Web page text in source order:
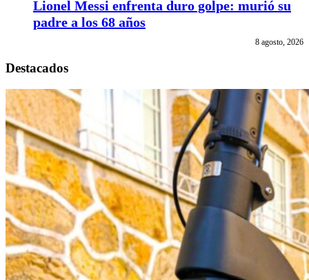
Lionel Messi enfrenta duro golpe: murió su
padre a los 68 años
8 agosto, 2026
Destacados